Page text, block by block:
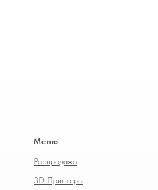
Меню
Распродажа
3D Принтеры